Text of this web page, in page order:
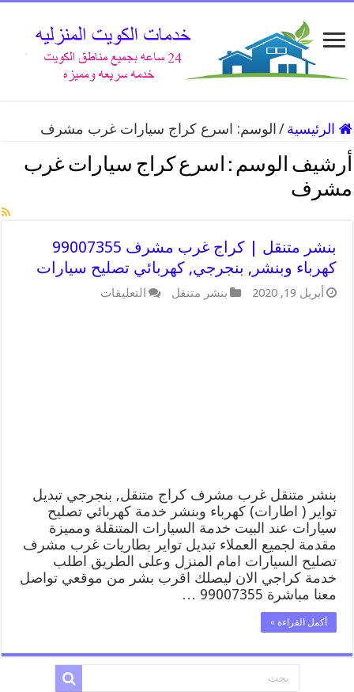
الرئيسية / الوسم: اسرع كراج سيارات غرب مشرف
أرشيف الوسم : اسرع كراج سيارات غرب
مشرف
بنشر متنقل | كراج غرب مشرف 99007355
كهرباء وبنشر, بنجرجي, كهربائي تصليح سيارات
أبريل 19, 2020 بنشر متنقل التعليقات
مغلقة
بنشر متنقل غرب مشرف كراج متنقل, بنجرجي تبديل
تواير ( اطارات) كهرباء وبنشر خدمة كهربائي تصليح
سيارات عند البيت خدمة السيارات المتنقلة ومميزة
مقدمة لجميع العملاء تبديل تواير بطاريات غرب مشرف
تصليح السيارات امام المنزل وعلى الطريق اطلب
خدمة كراجي الان ليصلك اقرب بشر من موقعي تواصل
معنا مباشرة 99007355 …
أكمل القراءة »